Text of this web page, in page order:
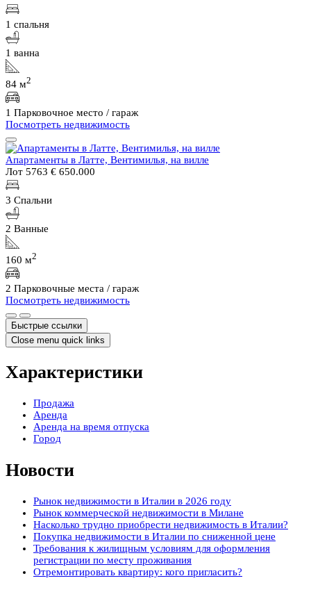
1 спальня
1 ванна
84 м2
1 Парковочное место / гараж
Посмотреть недвижимость
Апартаменты в Латте, Вентимилья, на вилле
Лот 5763 € 650.000
3 Спальни
2 Ванные
160 м2
2 Парковочные места / гараж
Посмотреть недвижимость
Быстрые ссылки
Close menu quick links
Характеристики
Продажа
Аренда
Аренда на время отпуска
Город
Новости
Рынок недвижимости в Италии в 2026 году
Рынок коммерческой недвижимости в Милане
Насколько трудно приобрести недвижимость в Италии?
Покупка недвижимости в Италии по сниженной цене
Требования к жилищным условиям для оформления
регистрации по месту проживания
Отремонтировать квартиру: кого пригласить?